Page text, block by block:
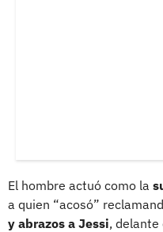
El hombre actuó como la
a quien “acosó”
y abrazos a Jessi, delante